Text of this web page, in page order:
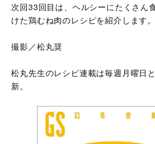
次回33回目は、ヘルシーにたくさん
けた鶏むね肉のレシピを紹介します
撮影／松丸奨
松丸先生のレシピ連載は毎週月曜日
新。